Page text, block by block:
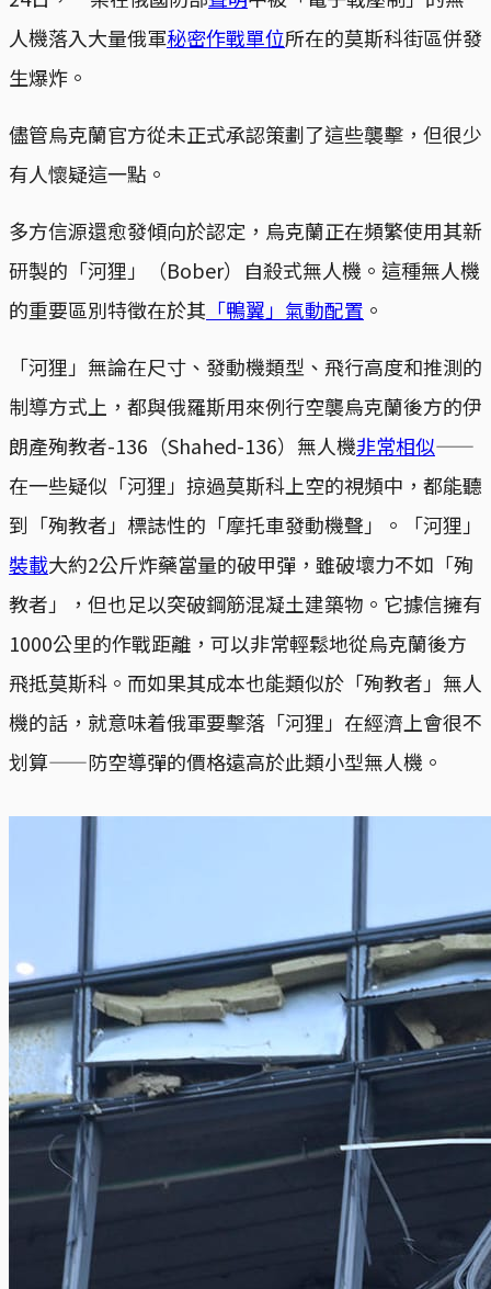
人機落入大量俄軍秘密作戰單位所在的莫斯科街區併發
生爆炸。
儘管烏克蘭官方從未正式承認策劃了這些襲擊，但很少
有人懷疑這一點。
多方信源還愈發傾向於認定，烏克蘭正在頻繁使用其新
研製的「河狸」（Bober）自殺式無人機。這種無人機
的重要區別特徵在於其 「鴨翼」氣動配置 。
「河狸」無論在尺寸、發動機類型、飛行高度和推測的
制導方式上，都與俄羅斯用來例行空襲烏克蘭後方的伊
朗產殉教者-136（Shahed-136）無人機非常相似——
在一些疑似「河狸」掠過莫斯科上空的視頻中，都能聽
到「殉教者」標誌性的「摩托車發動機聲」。「河狸」
裝載大約2公斤炸藥當量的破甲彈，雖破壞力不如「殉
教者」，但也足以突破鋼筋混凝土建築物。它據信擁有
1000公里的作戰距離，可以非常輕鬆地從烏克蘭後方
飛抵莫斯科。而如果其成本也能類似於「殉教者」無人
機的話，就意味着俄軍要擊落「河狸」在經濟上會很不
划算——防空導彈的價格遠高於此類小型無人機。